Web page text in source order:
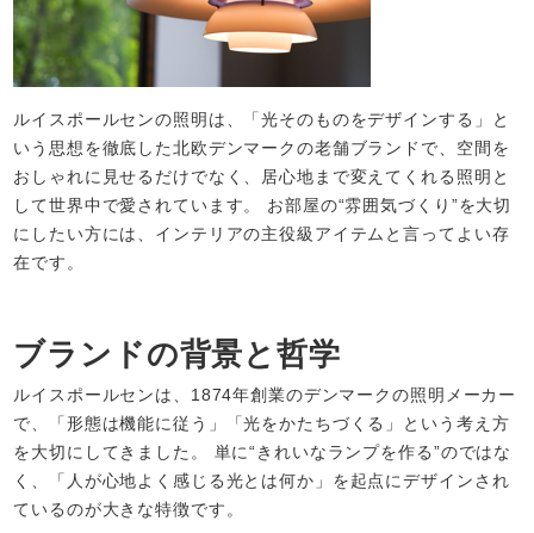
ルイスポールセンの照明は、「光そのものをデザインする」と
いう思想を徹底した北欧デンマークの老舗ブランドで、空間を
おしゃれに見せるだけでなく、居心地まで変えてくれる照明と
して世界中で愛されています。 お部屋の“雰囲気づくり”を大切
にしたい方には、インテリアの主役級アイテムと言ってよい存
在です。
ブランドの背景と哲学
ルイスポールセンは、1874年創業のデンマークの照明メーカー
で、「形態は機能に従う」「光をかたちづくる」という考え方
を大切にしてきました。 単に“きれいなランプを作る”のではな
く、「人が心地よく感じる光とは何か」を起点にデザインされ
ているのが大きな特徴です。